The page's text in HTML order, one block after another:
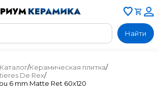
Найти
Каталог/Керамическая плитка/
De Rex/
6 mm Matte Ret 60x120